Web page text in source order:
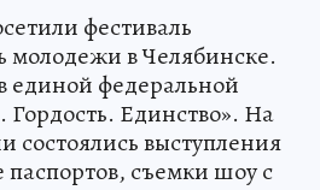
фестиваль
в Челябинске.
единой федеральной
Единство». На
состоялись выступления
паспортов, съемки шоу с